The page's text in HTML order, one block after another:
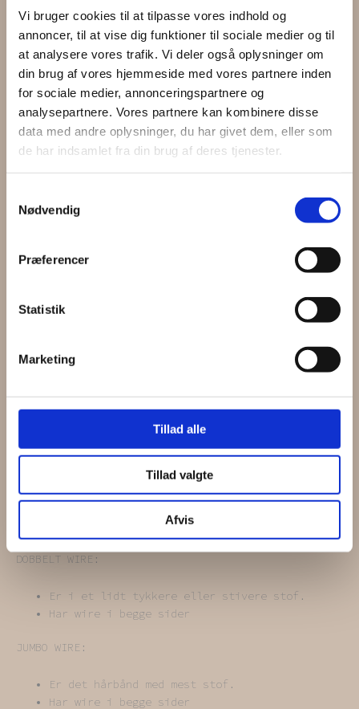
Vi bruger cookies til at tilpasse vores indhold og
annoncer, til at vise dig funktioner til sociale medier og til
at analysere vores trafik. Vi deler også oplysninger om
din brug af vores hjemmeside med vores partnere inden
for sociale medier, annonceringspartnere og
analysepartnere. Vores partnere kan kombinere disse
data med andre oplysninger, du har givet dem, eller som
de har indsamlet fra din brug af deres tjenester.
Nødvendig
Præferencer
Statistik
Marketing
Tillad alle
Tillad valgte
Afvis
at modtage e-mails om vores produkter og
Størrelse
Passer til alle hovedstørrelser.
Forskellen på de foskellige hårbånd
ENKEL WIRE:
Er i et blødt og tyndt stykke stof (godt
Har wire i én side.
DOBBELT WIRE:
Er i et lidt tykkere eller stivere stof.
Har wire i begge sider
JUMBO WIRE:
Er det hårbånd med mest stof.
Har wire i begge sider